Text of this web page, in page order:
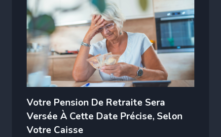
Votre Pension De Retraite Sera
Versée À Cette Date Précise, Selon
Votre Caisse